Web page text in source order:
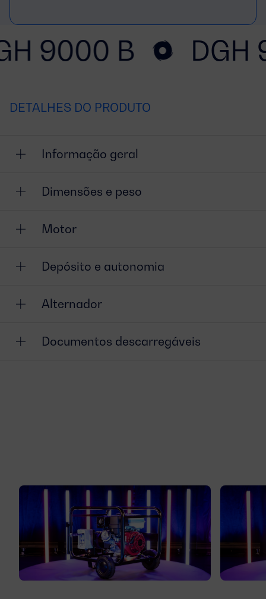
9000 B DGH
DETALHES DO PRODUTO
Informação geral
Dimensões e peso
Motor
Depósito e autonomia
Alternador
Documentos descarregáveis